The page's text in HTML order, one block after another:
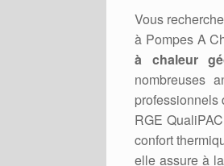
Vous
à Pompes A
à chaleur
nombreuses
professionnels
RGE
confort
elle assure à